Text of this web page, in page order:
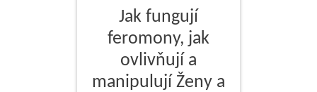
Jak fungují
feromony, jak
ovlivňují a
manipulují Ženy a